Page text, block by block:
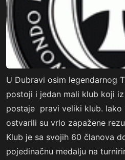
U Dubravi osim legendarnog
postoji i jedan mali klub koji
postaje pravi veliki klub.
ostvarili su vrlo zapažene
Klub je sa svojih 60 članova
pojedinačnu medalju na